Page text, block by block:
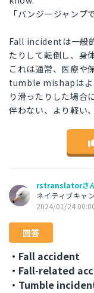
「バンジージャンプ
Fall incidentは一般
たりして転倒し、身
これは通常、医療や
tumble mishapはよ
り滑ったりした場合
伴わない、より軽い
rstranslatorさ
ネイティブキャ
2024/01/24
回答
・Fall accident
・Fall-related
・Tumble